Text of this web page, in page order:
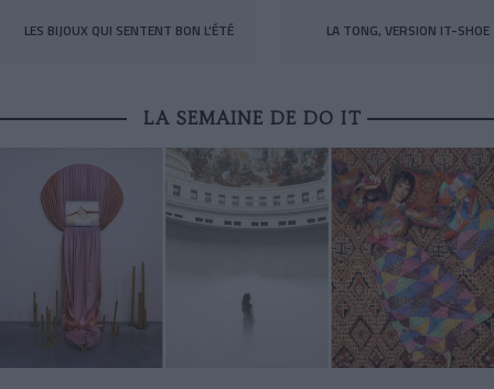
LES BIJOUX QUI SENTENT BON L’ÉTÉ LA TONG, VERSION IT-SHOE
LA SEMAINE DE DO IT